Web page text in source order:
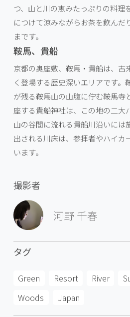
つ、山と川の恵みたっぷりの料理
につけて涼みながらお茶を飲んだ
まです。
鞍馬、貴船
京都の奥座敷、鞍馬・貴船は、古
く登場する歴史深いエリアです。
が残る鞍馬山の山腹に佇む鞍馬寺
座する貴船神社は、この地の二大
山の谷間に流れる貴船川沿いには
出される川床は、参拝者やハイカ
います。
撮影者
河野 千春
タグ
Green Resort River
Woods
Japan